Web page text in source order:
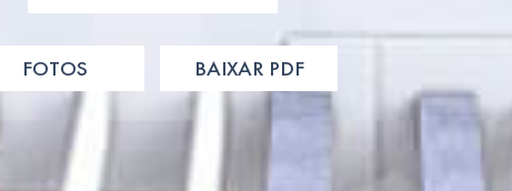
FOTOS BAIXAR PDF